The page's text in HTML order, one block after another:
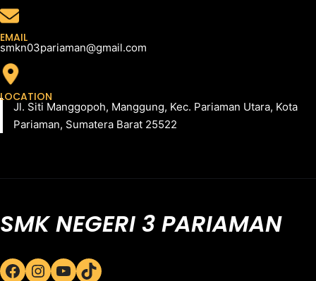
EMAIL
smkn03pariaman@gmail.com
LOCATION
Jl. Siti Manggopoh, Manggung, Kec. Pariaman Utara, Kota
Pariaman, Sumatera Barat 25522
SMK NEGERI 3 PARIAMAN
Facebook Instagram YouTube TikTok